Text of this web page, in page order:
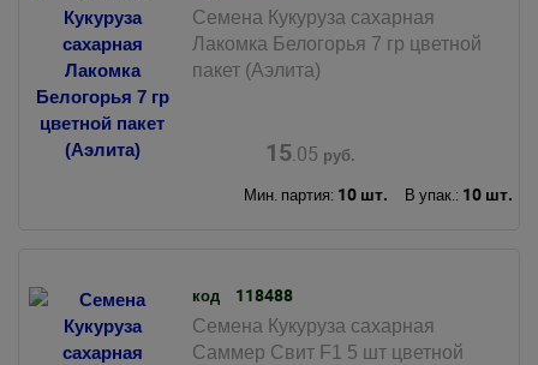
Семена Кукуруза сахарная
Лакомка Белогорья 7 гр цветной
пакет (Аэлита)
15.05 руб.
Мин. партия: 10 шт. В упак.: 10 шт.
код 118488
Семена Кукуруза сахарная
Саммер Свит F1 5 шт цветной